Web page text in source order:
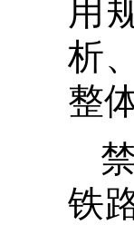
用
析
整
铁